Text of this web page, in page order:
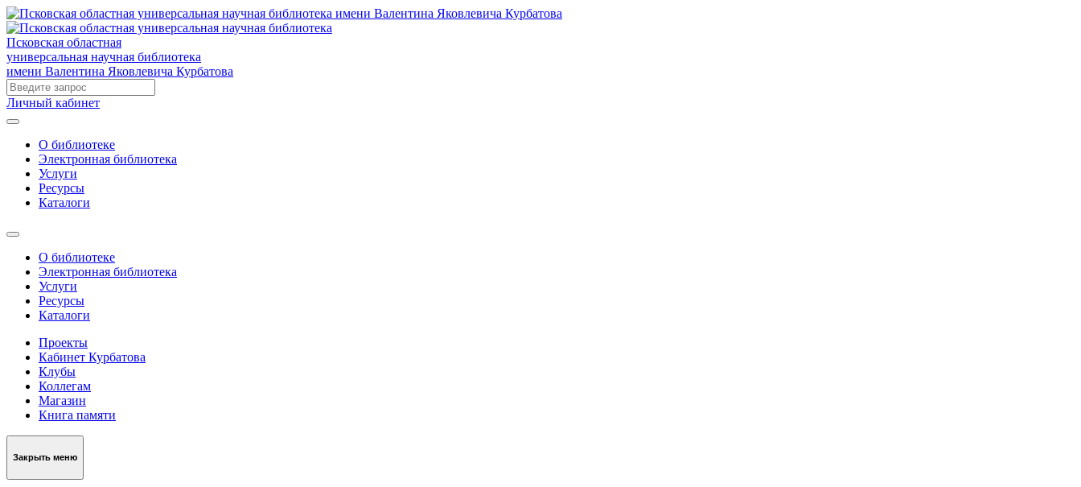
Псковская областная
универсальная научная библиотека
имени Валентина Яковлевича Курбатова
Личный кабинет
О библиотеке
Электронная библиотека
Услуги
Ресурсы
Каталоги
О библиотеке
Электронная библиотека
Услуги
Ресурсы
Каталоги
Проекты
Кабинет Курбатова
Клубы
Коллегам
Магазин
Книга памяти
Закрыть меню